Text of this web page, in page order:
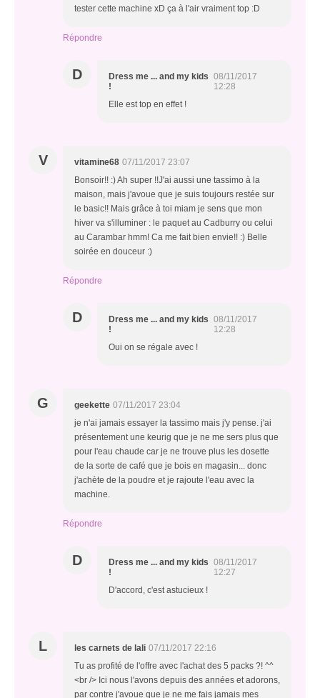
tester cette machine xD ça à l'air vraiment top :D
Répondre
D
Dress me ... and my kids
!
08/11/2017
12:28
Elle est top en effet !
V vitamine68 07/11/2017 23:07
Bonsoir!! :) Ah super !!J'ai aussi une tassimo à la
maison, mais j'avoue que je suis toujours restée sur
le basic!! Mais grâce à toi miam je sens que mon
hiver va s'illuminer : le paquet au Cadburry ou celui
au Carambar hmm! Ca me fait bien envie!! :) Belle
soirée en douceur :)
Répondre
D
Dress me ... and my kids
!
08/11/2017
12:28
Oui on se régale avec !
G geekette 07/11/2017 23:04
je n'ai jamais essayer la tassimo mais j'y pense. j'ai
présentement une keurig que je ne me sers plus que
pour l'eau chaude car je ne trouve plus les dosette
de la sorte de café que je bois en magasin... donc
j'achète de la poudre et je rajoute l'eau avec la
machine.
Répondre
D
Dress me ... and my kids
!
08/11/2017
12:27
D'accord, c'est astucieux !
L les carnets de lali 07/11/2017 22:16
Tu as profité de l'offre avec l'achat des 5 packs ?! ^^
<br /> Ici nous l'avons depuis des années et adorons,
par contre j'avoue que je ne me fais jamais mes